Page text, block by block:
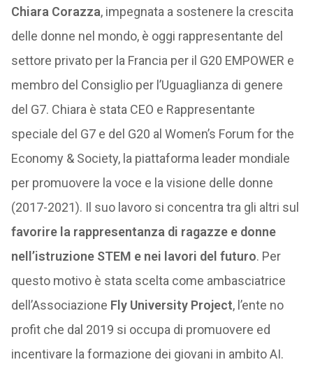
Chiara Corazza, impegnata a sostenere la crescita
delle donne nel mondo, è oggi rappresentante del
settore privato per la Francia per il G20 EMPOWER e
membro del Consiglio per l’Uguaglianza di genere
del G7. Chiara è stata CEO e Rappresentante
speciale del G7 e del G20 al Women’s Forum for the
Economy & Society, la piattaforma leader mondiale
per promuovere la voce e la visione delle donne
(2017-2021). Il suo lavoro si concentra tra gli altri sul
favorire la rappresentanza di ragazze e donne
nell’istruzione STEM e nei lavori del futuro. Per
questo motivo è stata scelta come ambasciatrice
dell’Associazione Fly University Project, l’ente no
profit che dal 2019 si occupa di promuovere ed
incentivare la formazione dei giovani in ambito AI.